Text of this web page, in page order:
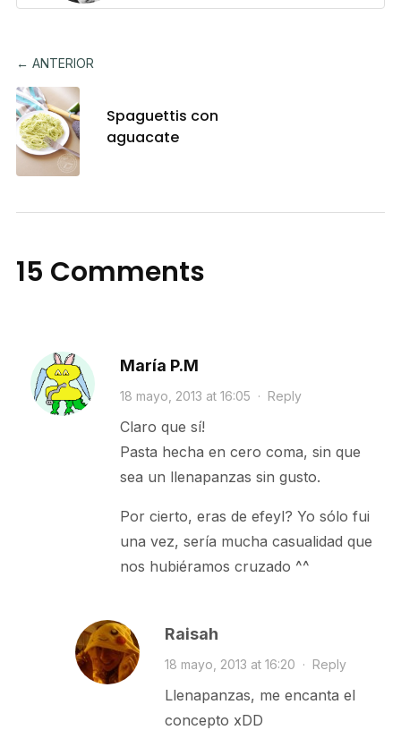
← ANTERIOR
Spaguettis con
aguacate
15 Comments
María P.M
18 mayo, 2013 at 16:05 · Reply
Claro que sí!
Pasta hecha en cero coma, sin que
sea un llenapanzas sin gusto.
Por cierto, eras de efeyl? Yo sólo fui
una vez, sería mucha casualidad que
nos hubiéramos cruzado ^^
Raisah
18 mayo, 2013 at 16:20 · Reply
Llenapanzas, me encanta el
concepto xDD